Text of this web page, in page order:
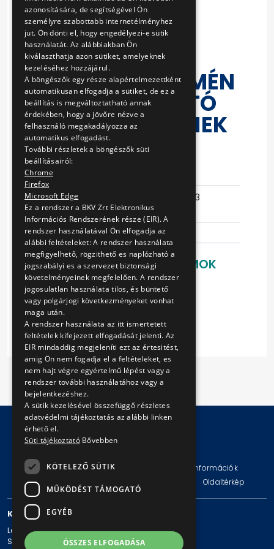
FELKÉSZÍTÉS,
VALAMINT AZ
ELVÁRT
MUNKAKÖRÜLMÉN
YEKET BIZTOSÍTÓ
BERENDEZÉSEINEK
JAVÍTÁSA
Eljárás száma
Ajánlattételi
határidő
2014-05-13
14:51:08
LETÖLTHETŐ DOKUMENTUMOK
Ajánlati felhívás
Mellékletek
Vállalkozási keretszerződés
Impresszum Jogi nyilatkozat
Technikai információk
Adatvédelmi politika és tájékoztatások
Oldaltérkép
KAPCSOLAT
Levelezési cím: 1980 Budapest, Pf. 11.
Székhely: 1980 Budapest, Akácfa u. 15.
azonosítására, de segítségével Ön
személyre szabottabb internetélményhez
jut. Ön dönti el, hogy engedélyezi-e sütik
használatát. Az alábbiakban Ön
kiválaszthatja azon sütiket, amelyeknek
kezeléséhez hozzájárul.
A böngészők egy része alapértelmezettként
automatikusan elfogadja a sütiket, de ez a
beállítás is megváltoztatható annak
érdekében, hogy a jövőre nézve a
felhasználó megakadályozza az
automatikus elfogadást.
További részletek a böngészők süti
beállításairól:
Chrome
Firefox
Microsoft Edge
Ez a rendszer a BKV Zrt Elektronikus
Információs Rendszerének része (EIR). A
rendszer használatával Ön elfogadja az
alábbi feltételeket: A rendszer használata
megfigyelhető, rögzithető es naplózható a
jogszabályi es a szervezet biztonsági
követelményeinek megfelelően. A rendszer
jogosulatlan használata tilos, és büntető
vagy polgárjogi következményeket vonhat
maga után.
A rendszer használata az itt ismertetett
feltételek kifejezett elfogadását jelenti. Az
EIR mindaddig megjeleníti ezt az értesitést,
amig Ön nem fogadja el a feltételeket, es
nem hajt végre egyértelmű lépést vagy a
rendszer további használatához vagy a
bejelentkezéshez.
A sütik kezelésével összefüggő részletes
adatvédelmi tájékoztatás az alábbi linken
érhető el.
Süti tájékoztató Bővebben
KÖTELEZŐ SÜTIK
MŰKÖDÉST TÁMOGATÓ
EGYÉB
ÖSSZES ELFOGADÁSA